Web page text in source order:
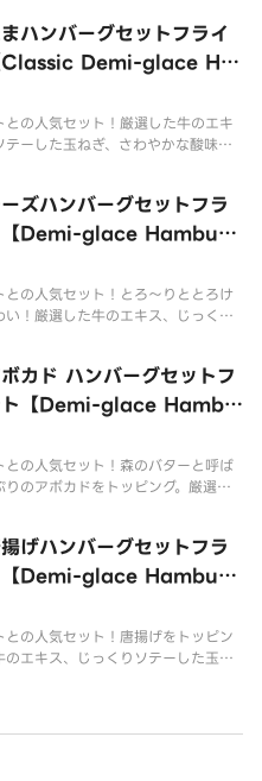
ハンバーグセットフライ
Classic Demi-glace Ha
Egg Set – Fried Pota
との人気セット！厳選した牛のエキ
テーした玉ねぎ、さわやかな酸味の
とボリューム満点！
ズハンバーグセットフラ
【Demi-glace Hamburg
Cheese Set – Fried Po
との人気セット！とろ～りととろけ
い！厳選した牛のエキス、じっくり
との相性抜群◎ハンバーグ130g。ご
満点！
カド ハンバーグセットフ
ト【Demi-glace Hambu
＆ Avocado Set – Fri
】
との人気セット！森のバターと呼ば
のアボカドをトッピング。厳選し
ーグ丼ぶり。温泉玉子との相性抜
130g。ご飯と
げハンバーグセットフラ
【Demi-glace Hamburg
Fried Chicken Set –
】
との人気セット！唐揚げをトッピン
のエキス、じっくりソテーした玉ね